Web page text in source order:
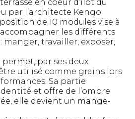
en coeur d’îlot du
par l’architecte Kengo
de 10 modules vise à
les différents
manger, travailler, exposer,
par ses deux
utilisé comme grains lors
Sa partie
et offre de l’ombre
elle devient un mange-